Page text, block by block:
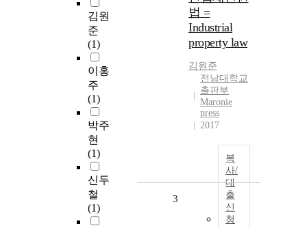
김원
준
(1)
이홍
주
(1)
박주
현
(1)
신두
철
(1)
법 =
Industrial
property law
김원준
전남대학교
출판부
Maronie
press
2017
복
사/
대
출
신
청
3